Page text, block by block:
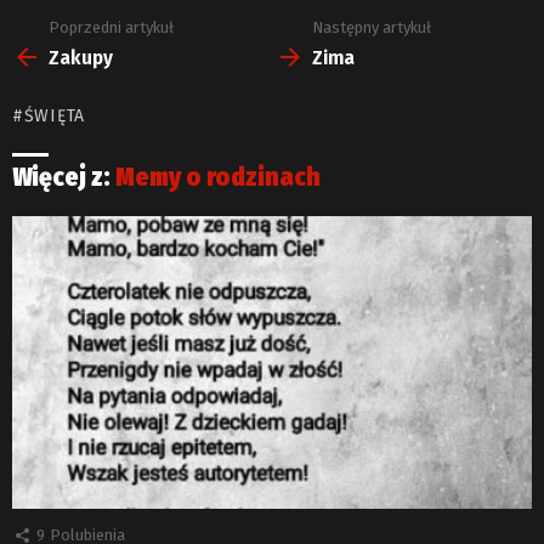
Zobacz
więcej
Poprzedni artykuł
Zakupy
Następny artykuł
Zima
ŚWIĘTA
Więcej z: Memy o rodzinach
9 Polubienia